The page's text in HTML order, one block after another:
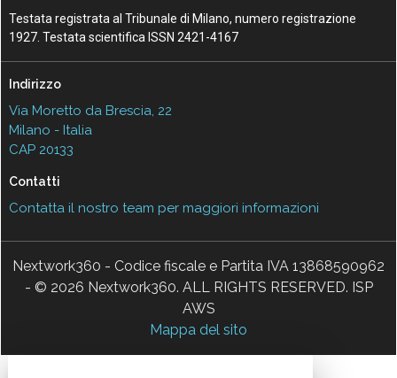
Testata registrata al Tribunale di Milano, numero registrazione
1927. Testata scientifica ISSN 2421-4167
Indirizzo
Via Moretto da Brescia, 22
Milano - Italia
CAP 20133
Contatti
Contatta il nostro team per maggiori informazioni
Nextwork360 - Codice fiscale e Partita IVA 13868590962
- © 2026 Nextwork360. ALL RIGHTS RESERVED. ISP
AWS
Mappa del sito